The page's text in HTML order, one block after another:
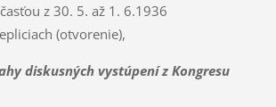
z 30. 5. až 1. 6.1936
(otvorenie),
diskusných vystúpení z Kongresu